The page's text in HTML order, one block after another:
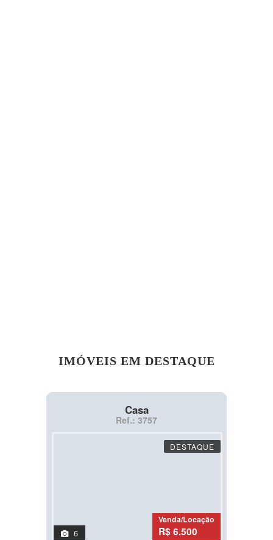
IMÓVEIS EM DESTAQUE
Casa
Ref.: 3757
DESTAQUE
6
Venda/Locação
R$ 6.500